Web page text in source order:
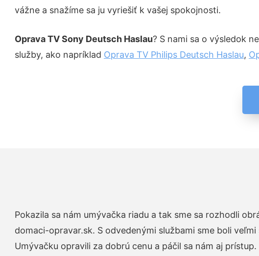
vážne a snažíme sa ju vyriešiť k vašej spokojnosti.
Oprava TV Sony Deutsch Haslau? S nami sa o výsledok
služby, ako napríklad Oprava TV Philips Deutsch Haslau,
Pokazila sa nám umývačka riadu a tak sme sa rozhodli
domaci-opravar.sk. S odvedenými službami sme boli veľmi
Umývačku opravili za dobrú cenu a páčil sa nám aj prístup.